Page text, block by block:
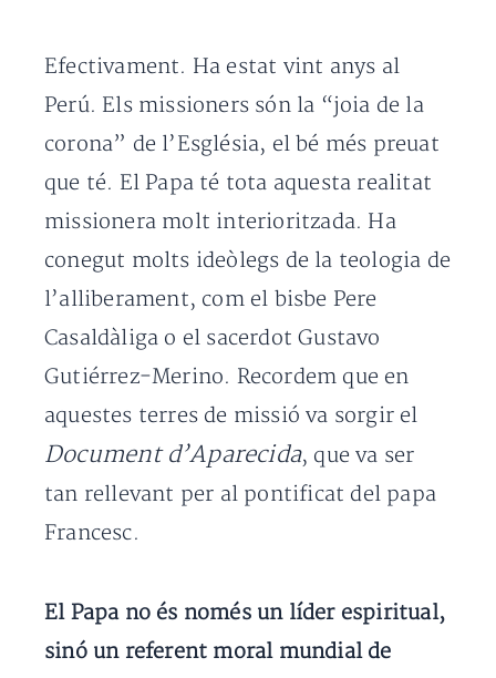
Efectivament. Ha estat vint anys al
Perú. Els missioners són la “joia de la
corona” de l’Església, el bé més preuat
que té. El Papa té tota aquesta realitat
missionera molt interioritzada. Ha
conegut molts ideòlegs de la teologia de
l’alliberament, com el bisbe Pere
Casaldàliga o el sacerdot Gustavo
Gutiérrez-Merino. Recordem que en
aquestes terres de missió va sorgir el
Document d’Aparecida, que va ser
tan rellevant per al pontificat del papa
Francesc.
El Papa no és només un líder espiritual,
sinó un referent moral mundial de